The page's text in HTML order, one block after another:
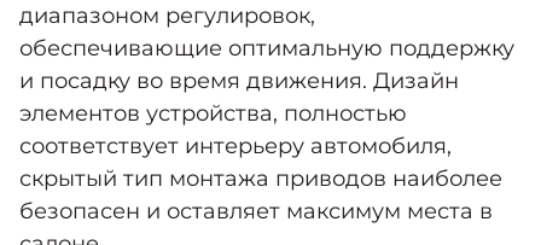
диапазоном регулировок,
обеспечивающие оптимальную поддержку
и посадку во время движения. Дизайн
элементов устройства, полностью
соответствует интерьеру автомобиля,
скрытый тип монтажа приводов наиболее
безопасен и оставляет максимум места в